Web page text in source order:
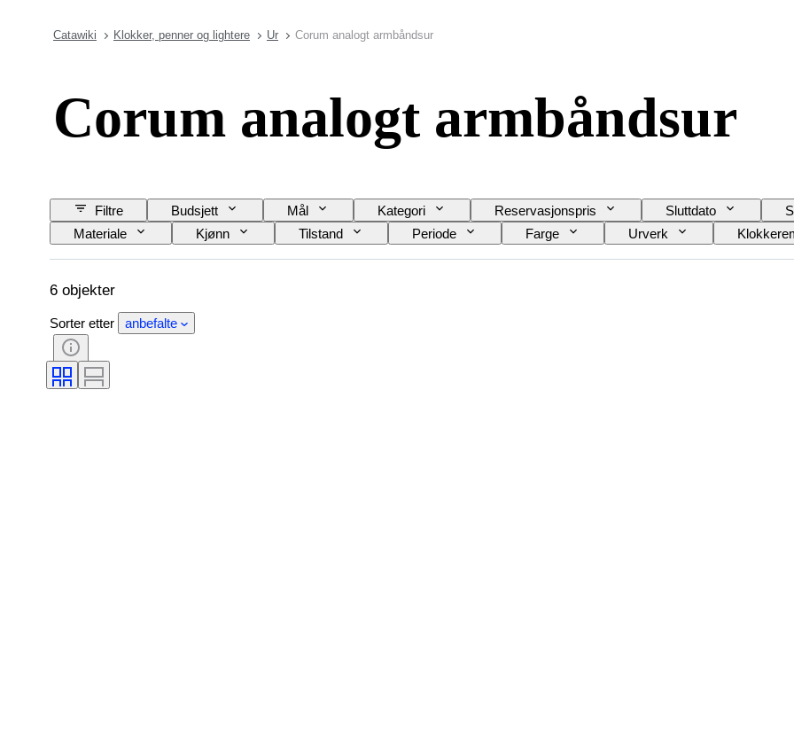
Catawiki Klokker, penner og lightere Ur Corum analogt armbåndsur
Corum analogt armbåndsur
Filtre Budsjett Mål Kategori Reservasjonspris Sluttdato
Materiale
Kjønn Tilstand Periode Farge Urverk
Eske diameter
Modell
6 objekter
Sorter etter anbefalte